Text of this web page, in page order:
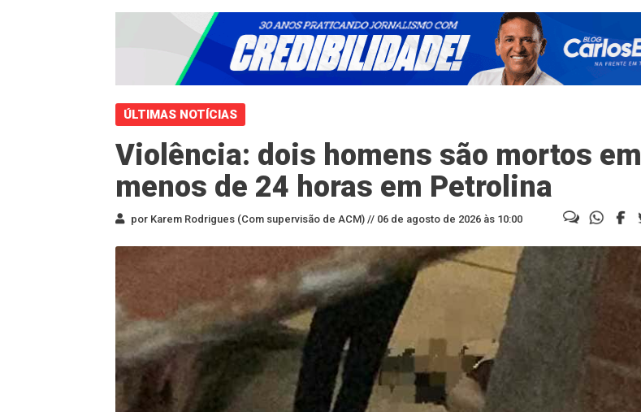
ÚLTIMAS NOTÍCIAS
Violência: dois homens são mortos em
menos de 24 horas em Petrolina
por Karem Rodrigues (Com supervisão de ACM) // 06 de agosto de 2026 às 10:00